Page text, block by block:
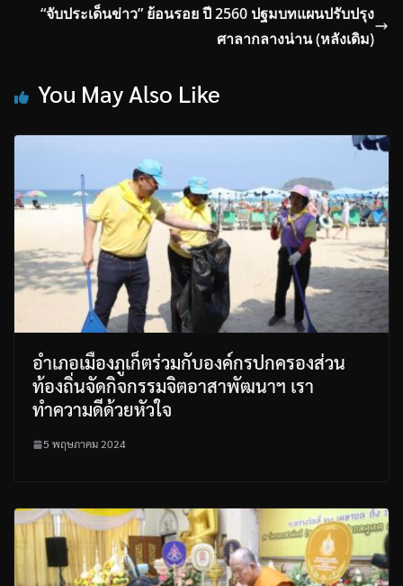
“จับประเด็นข่าว” ย้อนรอย ปี 2560 ปฐมบทแผนปรับปรุง
ศาลากลางน่าน (หลังเดิม)
You May Also Like
อำเภอเมืองภูเก็ตร่วมกับองค์กรปกครองส่วน
ท้องถิ่นจัดกิจกรรมจิตอาสาพัฒนาฯ เรา
ทำความดีด้วยหัวใจ
5 พฤษภาคม 2024